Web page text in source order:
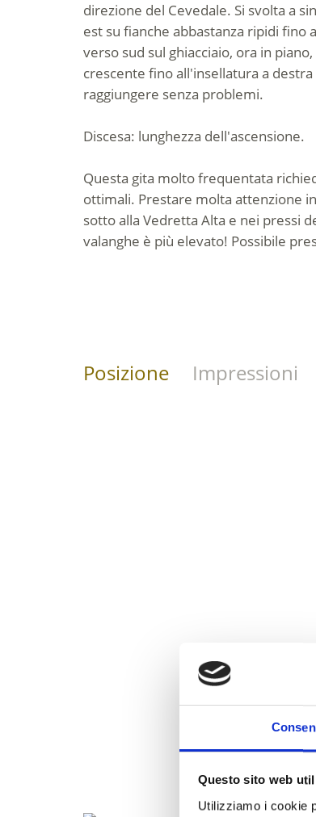
Questo sito web
Utilizziamo i cookie
direzione del Cevedale. Si svolta a
est su fianche abbastanza ripidi fino
verso sud sul ghiacciaio, ora in
crescente fino all'insellatura a
raggiungere senza problemi.
Discesa: lunghezza dell'ascensione.
Questa gita molto frequentata
ottimali. Prestare molta attenzione
sotto alla Vedretta Alta e nei pressi
valanghe è più elevato! Possibile
Posizione Impressioni